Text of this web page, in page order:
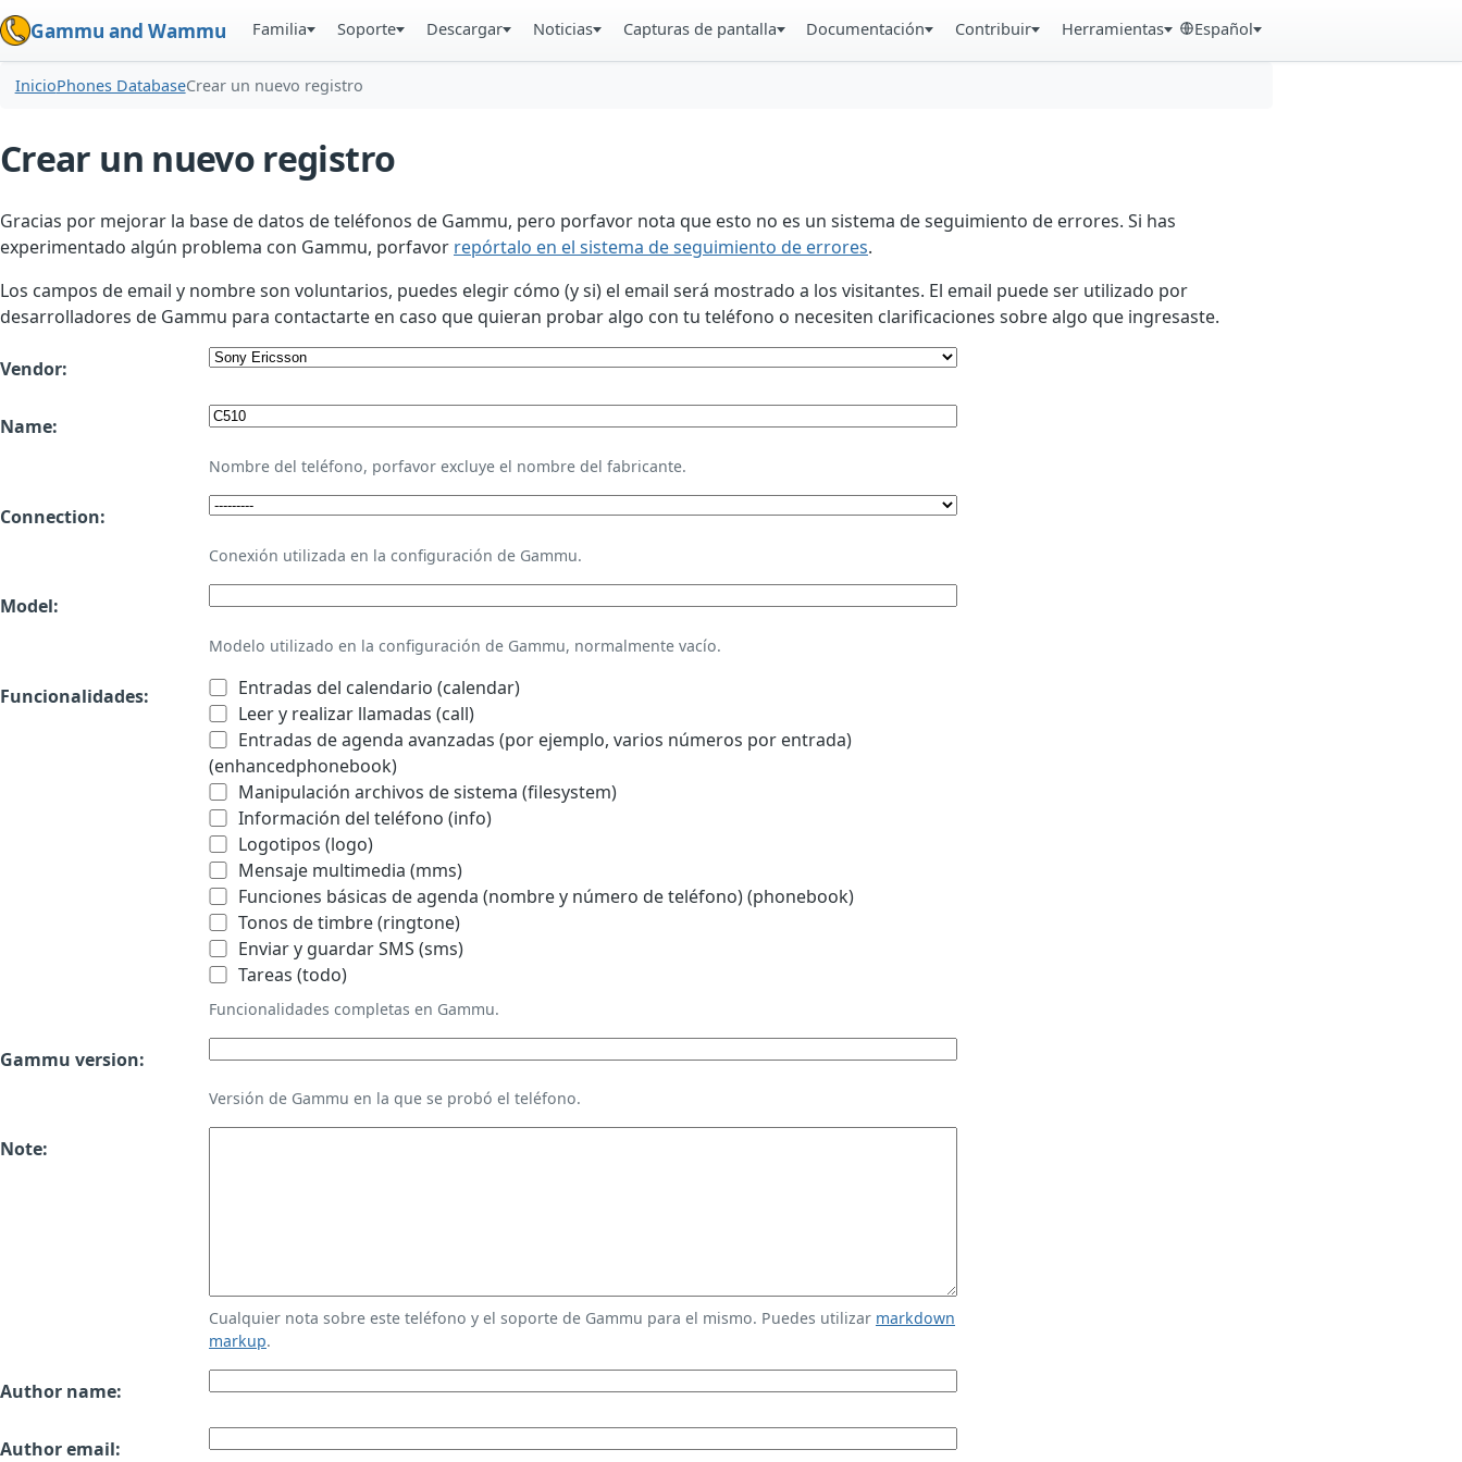
Gammu and Wammu Familia Soporte Descargar Noticias Capturas de pantalla Documentación Contribuir Herramientas Español
InicioPhones DatabaseCrear un nuevo registro
Crear un nuevo registro
Gracias por mejorar la base de datos de teléfonos de Gammu, pero porfavor nota que esto no es un sistema de seguimiento de errores. Si has
experimentado algún problema con Gammu, porfavor repórtalo en el sistema de seguimiento de errores.
Los campos de email y nombre son voluntarios, puedes elegir cómo (y si) el email será mostrado a los visitantes. El email puede ser utilizado por
desarrolladores de Gammu para contactarte en caso que quieran probar algo con tu teléfono o necesiten clarificaciones sobre algo que ingresaste.
Vendor:
Name:
Nombre del teléfono, porfavor excluye el nombre del fabricante.
Connection:
Conexión utilizada en la configuración de Gammu.
Model:
Modelo utilizado en la configuración de Gammu, normalmente vacío.
Funcionalidades:
Entradas del calendario (calendar)
Leer y realizar llamadas (call)
Entradas de agenda avanzadas (por ejemplo, varios números por entrada)
(enhancedphonebook)
Manipulación archivos de sistema (filesystem)
Información del teléfono (info)
Logotipos (logo)
Mensaje multimedia (mms)
Funciones básicas de agenda (nombre y número de teléfono) (phonebook)
Tonos de timbre (ringtone)
Enviar y guardar SMS (sms)
Tareas (todo)
Funcionalidades completas en Gammu.
Gammu version:
Versión de Gammu en la que se probó el teléfono.
Note:
Cualquier nota sobre este teléfono y el soporte de Gammu para el mismo. Puedes utilizar markdown
markup.
Author name:
Author email: